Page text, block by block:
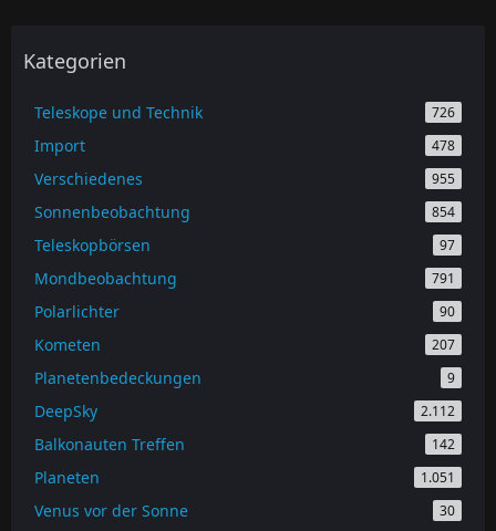
Kategorien
Teleskope und Technik 726
Import 478
Verschiedenes 955
Sonnenbeobachtung 854
Teleskopbörsen 97
Mondbeobachtung 791
Polarlichter 90
Kometen 207
Planetenbedeckungen 9
DeepSky 2.112
Balkonauten Treffen 142
Planeten 1.051
Venus vor der Sonne 30